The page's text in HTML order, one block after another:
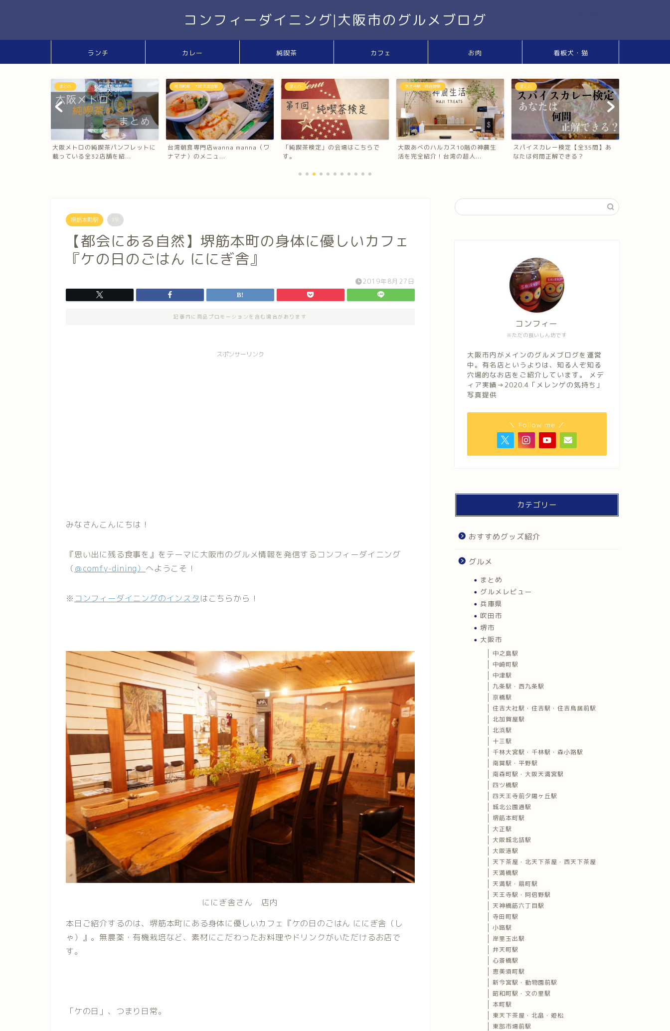
コンフィーダイニング|大阪市のグルメブログ
ランチ カレー 純喫茶 カフェ お肉 看板犬・猫
まとめ
大阪メトロの純喫茶パンフレットに
載っている全32店舗を紹...
南森町駅・大阪天満宮駅
台湾朝食専門店wanna manna（ワ
ナマナ）のメニュ...
まとめ
「純喫茶検定」の会場はこちらで
す。
天王寺駅・阿倍野駅
大阪あべのハルカス10階の神農生
活を完全紹介！台湾の超人...
まとめ
スパイスカレー検定【全35問】あ
なたは何問正解できる？
堺筋本町駅 PR
【都会にある自然】堺筋本町の身体に優しいカフェ
『ケの日のごはん ににぎ舎』
2019年8月27日
記事内に商品プロモーションを含む場合があります
スポンサーリンク
みなさんこんにちは！
『思い出に残る食事を』をテーマに大阪市のグルメ情報を発信するコンフィーダイニング
（ ＠comfy-dining） へようこそ！
※ コンフィーダイニングのインスタ はこちらから！
ににぎ舎さん 店内
本日ご紹介するのは、堺筋本町にある身体に優しいカフェ『ケの日のごはん ににぎ舎（し
ゃ）』。無農薬・有機栽培など、素材にこだわったお料理やドリンクがいただけるお店で
す。
「ケの日」、つまり日常。
※ただの食いしん坊です
コンフィー
大阪市内がメインのグルメブログを運営
中。有名店というよりは、知る人ぞ知る
穴場的なお店をご紹介しています。 メデ
ィア実績→2020.4「メレンゲの気持ち」
写真提供
＼ Follow me ／
カテゴリー
おすすめグッズ紹介
グルメ
まとめ
グルメレビュー
兵庫県
吹田市
堺市
大阪市
中之島駅
中崎町駅
中津駅
九条駅・西九条駅
京橋駅
住吉大社駅・住吉駅・住吉鳥居前駅
北加賀屋駅
北浜駅
十三駅
千林大宮駅・千林駅・森小路駅
南巽駅・平野駅
南森町駅・大阪天満宮駅
四ツ橋駅
四天王寺前夕陽ヶ丘駅
城北公園通駅
堺筋本町駅
大正駅
大阪城北詰駅
大阪港駅
天下茶屋・北天下茶屋・西天下茶屋
天満橋駅
天満駅・扇町駅
天王寺駅・阿倍野駅
天神橋筋六丁目駅
寺田町駅
小路駅
岸里玉出駅
弁天町駅
心斎橋駅
恵美須町駅
新今宮駅・動物園前駅
昭和町駅・文の里駅
本町駅
東天下茶屋・北畠・姫松
東部市場前駅